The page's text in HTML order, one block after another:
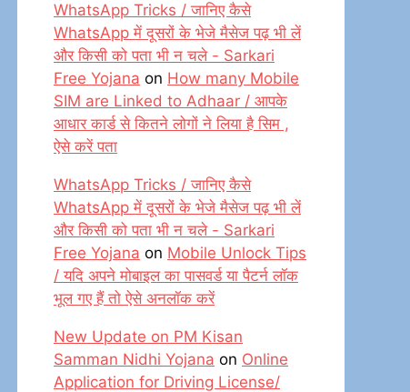
WhatsApp Tricks / जानिए कैसे
WhatsApp में दूसरों के भेजे मैसेज पढ़ भी लें
और किसी को पता भी न चले - Sarkari
Free Yojana on How many Mobile
SIM are Linked to Adhaar / आपके
आधार कार्ड से कितने लोगों ने लिया है सिम ,
ऐसे करें पता
WhatsApp Tricks / जानिए कैसे
WhatsApp में दूसरों के भेजे मैसेज पढ़ भी लें
और किसी को पता भी न चले - Sarkari
Free Yojana on Mobile Unlock Tips
/ यदि अपने मोबाइल का पासवर्ड या पैटर्न लॉक
भूल गए हैं तो ऐसे अनलॉक करें
New Update on PM Kisan
Samman Nidhi Yojana on Online
Application for Driving License/